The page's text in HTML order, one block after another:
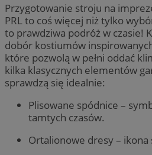
Przygotowanie stroju na
PRL to coś więcej niż tylko
to prawdziwa podróż w czasie!
dobór kostiumów
które pozwolą w pełni oddać
kilka klasycznych elementów
sprawdzą się idealnie:
Plisowane spódnice –
tamtych czasów.
Ortalionowe dresy – ikona